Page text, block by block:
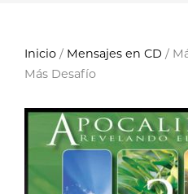
Inicio / Mensajes en CD /
Más Desafío